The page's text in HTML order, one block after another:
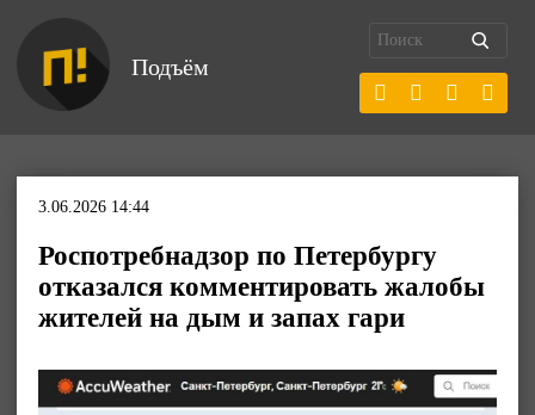
Подъём
3.06.2026 14:44
Роспотребнадзор по Петербургу
отказался комментировать жалобы
жителей на дым и запах гари